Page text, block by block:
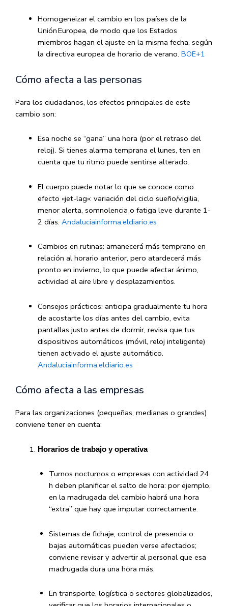
Homogeneizar el cambio en los países de la
Unión Europea, de modo que los Estados
miembros hagan el ajuste en la misma fecha, según
la directiva europea de horario de verano. BOE+1
Cómo afecta a las personas
Para los ciudadanos, los efectos principales de este
cambio son:
Esa noche se “gana” una hora (por el retraso del
reloj). Si tienes alarma temprana el lunes, ten en
cuenta que tu ritmo puede sentirse alterado.
El cuerpo puede notar lo que se conoce como
efecto «jet-lag»: variación del ciclo sueño/vigilia,
menor alerta, somnolencia o fatiga leve durante 1-
2 días. Andaluciainforma.eldiario.es
Cambios en rutinas: amanecerá más temprano en
relación al horario anterior, pero atardecerá más
pronto en invierno, lo que puede afectar ánimo,
actividad al aire libre y desplazamientos.
Consejos prácticos: anticipa gradualmente tu hora
de acostarte los días antes del cambio, evita
pantallas justo antes de dormir, revisa que tus
dispositivos automáticos (móvil, reloj inteligente)
tienen activado el ajuste automático.
Andaluciainforma.eldiario.es
Cómo afecta a las empresas
Para las organizaciones (pequeñas, medianas o grandes)
conviene tener en cuenta:
Horarios de trabajo y operativa
Turnos nocturnos o empresas con actividad 24
h deben planificar el salto de hora: por ejemplo,
en la madrugada del cambio habrá una hora
“extra” que hay que imputar correctamente.
Sistemas de fichaje, control de presencia o
bajas automáticas pueden verse afectados;
conviene revisar y advertir al personal que esa
madrugada dura una hora más.
En transporte, logística o sectores globalizados,